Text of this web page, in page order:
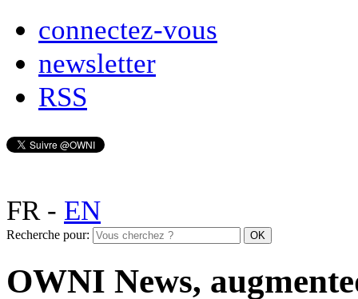
connectez-vous
newsletter
RSS
FR- EN
Recherche pour:
OWNI News,